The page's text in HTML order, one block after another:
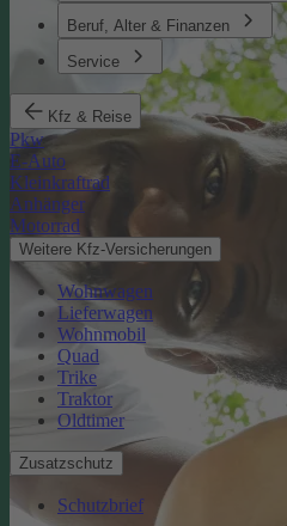
Beruf, Alter & Finanzen
Service
Kfz & Reise
Pkw
E-Auto
Kleinkraftrad
Anhänger
Motorrad
Weitere Kfz-Versicherungen
Wohnwagen
Lieferwagen
Wohnmobil
Quad
Trike
Traktor
Oldtimer
Zusatzschutz
Schutzbrief